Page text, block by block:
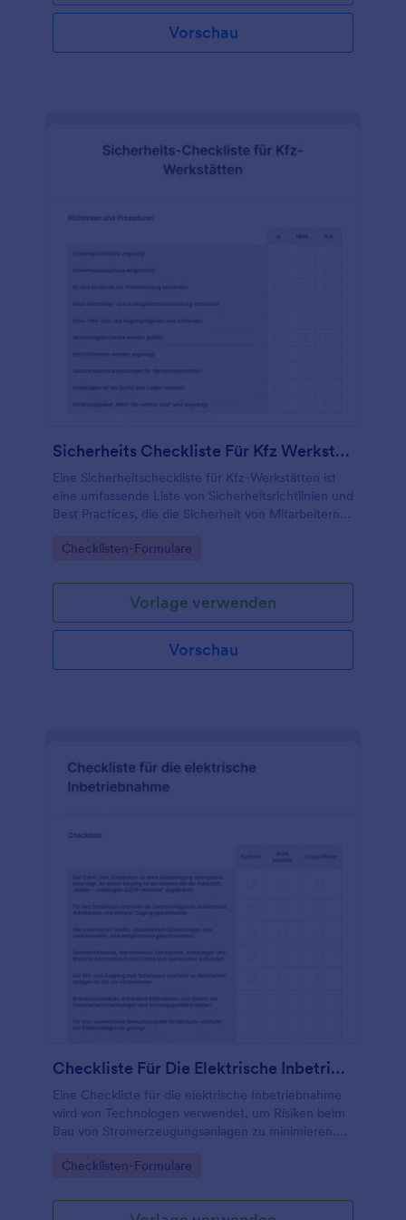
Arbeitsplatz besteht in der Regel aus mehreren
Abschnitten, die den gesamten Reinigungsprozess
abbilden. In der Kopfzeile stehen der Name des
das Verfahren für die Reinigung und die Checkliste
für die Reinigung, einschließlich eines Abschnitts für
falls zutreffend. Verwenden Sie diese kostenlose
Vorlage für eine Checkliste für die Reinigung von
Erstellen Sie dann einen Zeitplan, um Ihre
Mitarbeiter daran zu erinnern, was zu tun ist. Ganz
gleich, ob es sich bei Ihrem Unternehmen um ein
Hotel, ein Restaurant oder ein Büro handelt, dieses
sorgen und Gäste, Kunden und Mitarbeiter
zufrieden zu stellen.
Vorschau
Sicherheits Checkliste Für Kfz Werkstätten
Eine Sicherheitscheckliste für Kfz-Werkstätten ist
eine umfassende Liste von Sicherheitsrichtlinien und
Best Practices, die die Sicherheit von Mitarbeitern,
gewährleisten.
Go to Category:
Checklisten-Formulare
Vorlage verwenden
Vorschau
Checkliste Für Die Elektrische Inbetriebnahme
Eine Checkliste für die elektrische Inbetriebnahme
wird von Technologen verwendet, um Risiken beim
Bau von Stromerzeugungsanlagen zu minimieren.
Serviceteams sind, verwenden Sie diese kostenlose
den Inbetriebnahmeprozess elektrischer Geräte zu
Go to Category:
Checklisten-Formulare